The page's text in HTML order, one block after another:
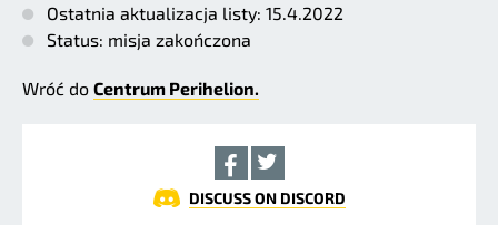
Ostatnia aktualizacja listy: 15.4.2022
Status: misja zakończona
Wróć do Centrum Perihelion.
DISCUSS ON DISCORD